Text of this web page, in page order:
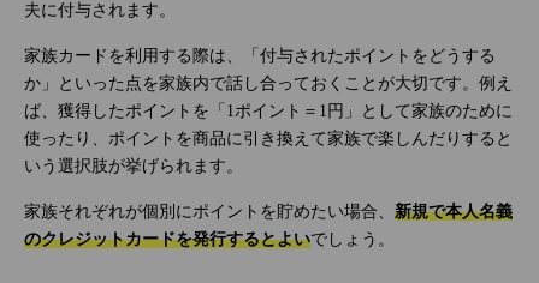
夫に付与されます。
家族カードを利用する際は、「付与されたポイントをどうする
か」といった点を家族内で話し合っておくことが大切です。例え
ば、獲得したポイントを「1ポイント＝1円」として家族のために
使ったり、ポイントを商品に引き換えて家族で楽しんだりすると
いう選択肢が挙げられます。
家族それぞれが個別にポイントを貯めたい場合、 新規で本人名義
のクレジットカードを発行するとよいでしょう。